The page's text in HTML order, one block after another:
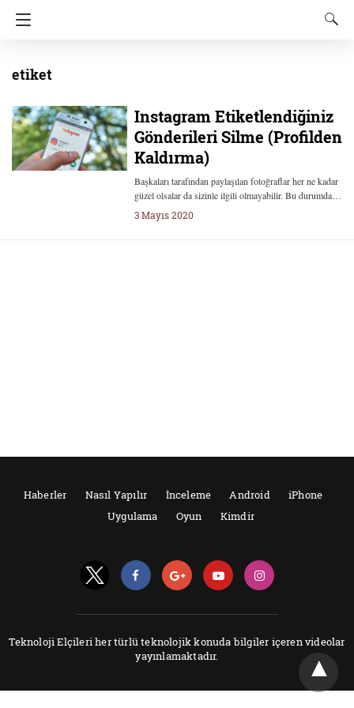
etiket
Instagram Etiketlendiğiniz
Gönderileri Silme (Profilden
Kaldırma)
Başkaları tarafından paylaşılan fotoğraflar her ne kadar
güzel olsalar da sizinle ilgili olmayabilir. Bu durumda…
3 Mayıs 2020
Haberler Nasıl Yapılır İnceleme Android
iPhone
Uygulama
Oyun Kimdir
Teknoloji Elçileri her türlü teknolojik konuda bilgiler içeren videolar
yayınlamaktadır.